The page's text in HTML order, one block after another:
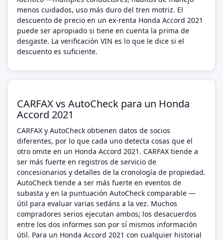
menos cuidados, uso más duro del tren motriz. El
descuento de precio en un ex-renta Honda Accord 2021
puede ser apropiado si tiene en cuenta la prima de
desgaste. La verificación VIN es lo que le dice si el
descuento es suficiente.
CARFAX vs AutoCheck para un Honda
Accord 2021
CARFAX y AutoCheck obtienen datos de socios
diferentes, por lo que cada uno detecta cosas que el
otro omite en un Honda Accord 2021. CARFAX tiende a
ser más fuerte en registros de servicio de
concesionarios y detalles de la cronología de propiedad.
AutoCheck tiende a ser más fuerte en eventos de
subasta y en la puntuación AutoCheck comparable —
útil para evaluar varias sedáns a la vez. Muchos
compradores serios ejecutan ambos; los desacuerdos
entre los dos informes son por sí mismos información
útil. Para un Honda Accord 2021 con cualquier historial